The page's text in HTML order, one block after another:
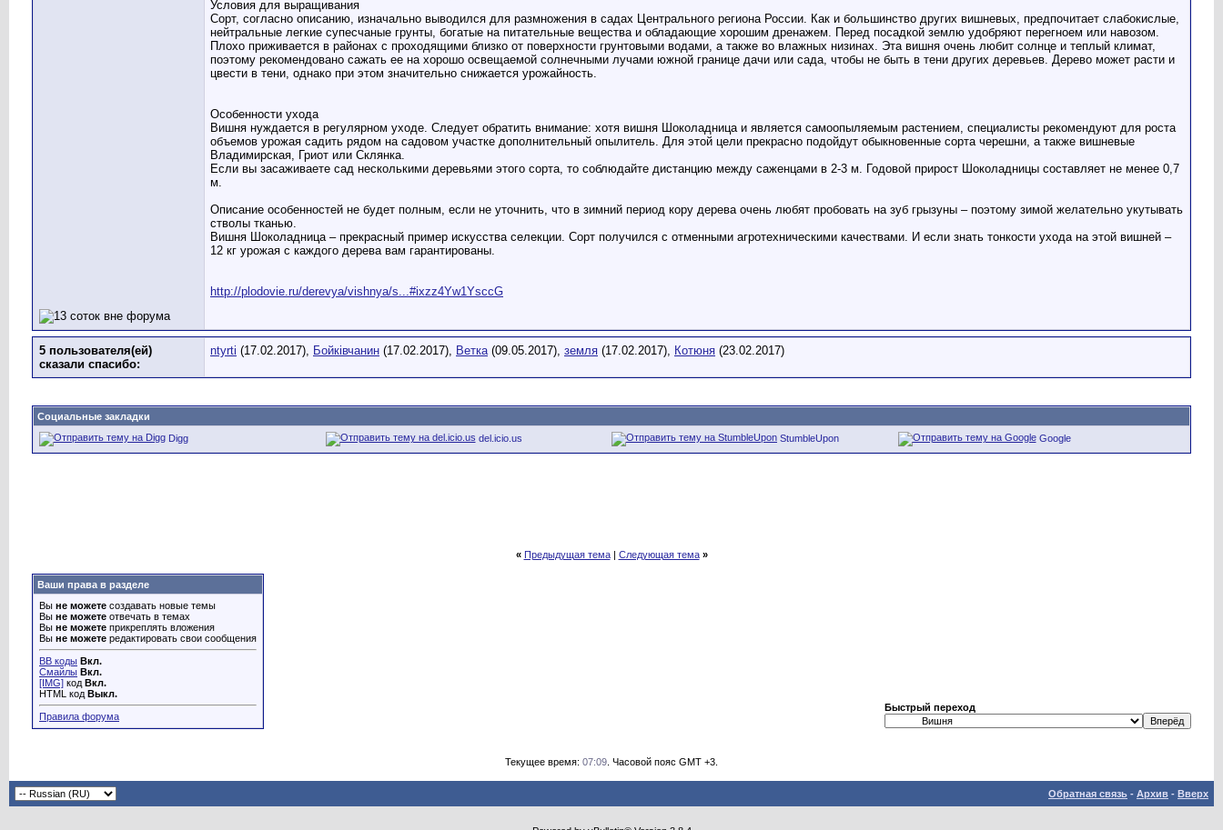
Условия для выращивания
Сорт, согласно описанию, изначально выводился для размножения в садах Центрального региона России. Как и большинство других вишневых, предпочитает слабокислые,
нейтральные легкие супесчаные грунты, богатые на питательные вещества и обладающие хорошим дренажем. Перед посадкой землю удобряют перегноем или навозом.
Плохо приживается в районах с проходящими близко от поверхности грунтовыми водами, а также во влажных низинах. Эта вишня очень любит солнце и теплый климат,
поэтому рекомендовано сажать ее на хорошо освещаемой солнечными лучами южной границе дачи или сада, чтобы не быть в тени других деревьев. Дерево может расти и
цвести в тени, однако при этом значительно снижается урожайность.
Особенности ухода
Вишня нуждается в регулярном уходе. Следует обратить внимание: хотя вишня Шоколадница и является самоопыляемым растением, специалисты рекомендуют для роста
объемов урожая садить рядом на садовом участке дополнительный опылитель. Для этой цели прекрасно подойдут обыкновенные сорта черешни, а также вишневые
Владимирская, Гриот или Склянка.
Если вы засаживаете сад несколькими деревьями этого сорта, то соблюдайте дистанцию между саженцами в 2-3 м. Годовой прирост Шоколадницы составляет не менее 0,7
м.
Описание особенностей не будет полным, если не уточнить, что в зимний период кору дерева очень любят пробовать на зуб грызуны – поэтому зимой желательно укутывать
стволы тканью.
Вишня Шоколадница – прекрасный пример искусства селекции. Сорт получился с отменными агротехническими качествами. И если знать тонкости ухода на этой вишней –
12 кг урожая с каждого дерева вам гарантированы.
http://plodovie.ru/derevya/vishnya/s...#ixzz4Yw1YsccG
5 пользователя(ей)
сказали cпасибо:
ntyrti (17.02.2017), Бойківчанин (17.02.2017), Ветка(09.05.2017), земля (17.02.2017), Котюня (23.02.2017)
Социальные закладки
Digg
del.icio.us StumbleUpon Google
« Предыдущая тема| Следующая тема »
Ваши права в разделе
Вы не можете создавать новые темы
Вы не можете отвечать в темах
Вы не можете прикреплять вложения
Вы не можете редактировать свои сообщения
BB коды Вкл.
Смайлы Вкл.
[IMG] код Вкл.
HTML код Выкл.
Правила форума
Быстрый переход
Текущее время: 07:09 . Часовой пояс GMT +3.
Обратная связь - Архив - Вверх